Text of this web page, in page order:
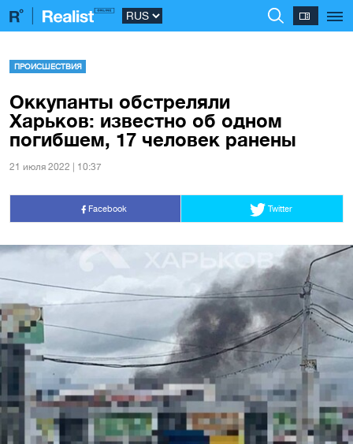
ПРОИСШЕСТВИЯ
Оккупанты обстреляли
Харьков: известно об одном
погибшем, 17 человек ранены
21 июля 2022 | 10:37
Facebook Twitter